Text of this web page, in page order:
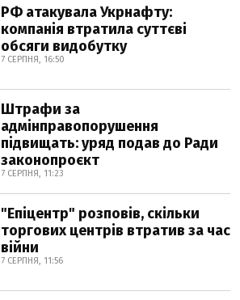
РФ атакувала Укрнафту:
компанія втратила суттєві
обсяги видобутку
7 СЕРПНЯ, 16:50
Штрафи за
адмінправопорушення
підвищать: уряд подав до Ради
законопроєкт
7 СЕРПНЯ, 11:23
"Епіцентр" розповів, скільки
торгових центрів втратив за час
війни
7 СЕРПНЯ, 11:56